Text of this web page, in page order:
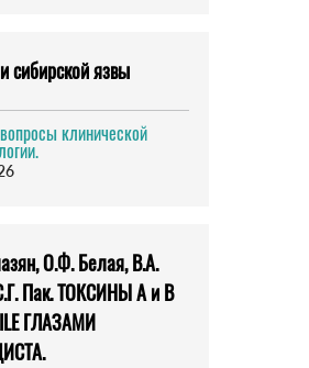
сибирской язвы
клинической
О.Ф. Белая, В.А.
Пак. ТОКСИНЫ А и В
ГЛАЗАМИ